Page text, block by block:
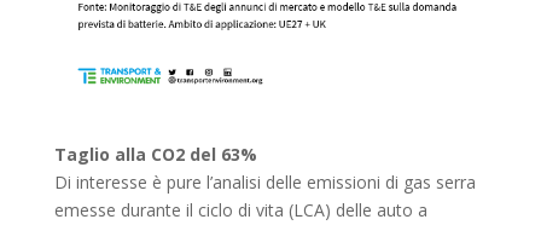
Taglio alla CO2 del 63%
Di interesse è pure l’analisi delle emissioni di gas serra
emesse durante il ciclo di vita (LCA) delle auto a